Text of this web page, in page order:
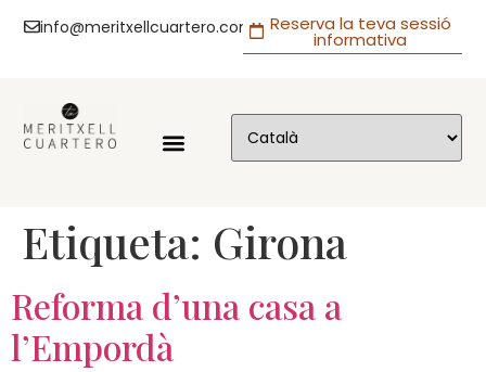
info@meritxellcuartero.com Reserva la teva sessió
informativa
Etiqueta: Girona
Reforma d’una casa a
l’Empordà